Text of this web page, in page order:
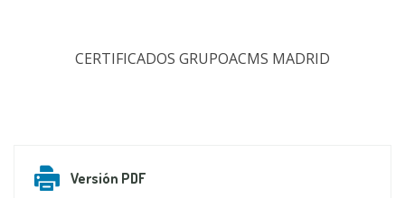
CERTIFICADOS GRUPOACMS MADRID
Versión PDF